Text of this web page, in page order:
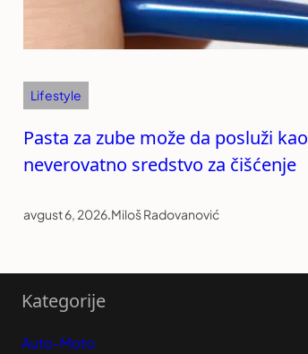
Lifestyle
Pasta za zube može da posluži kao
neverovatno sredstvo za čišćenje
avgust 6, 2026.Miloš Radovanović
Kategorije
Auto-Moto